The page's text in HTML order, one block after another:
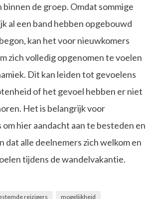
de groep. Omdat sommige
al een band hebben opgebouwd
kan het voor nieuwkomers
zich volledig opgenomen te voelen
Dit kan leiden tot gevoelens
of het gevoel hebben er niet
Het is belangrijk voor
hier aandacht aan te besteden en
dat alle deelnemers zich welkom en
tijdens de wandelvakantie.
reizigers
mogelijkheid